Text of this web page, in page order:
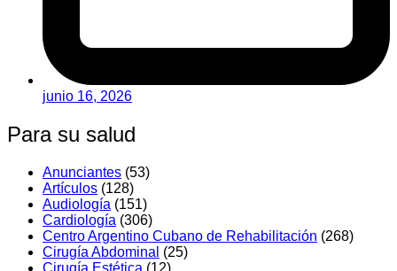
junio 16, 2026
Para su salud
Anunciantes (53)
Artí­culos (128)
Audiologí­a (151)
Cardiología (306)
Centro Argentino Cubano de Rehabilitación (268)
Cirugía Abdominal (25)
Cirugía Estética (12)